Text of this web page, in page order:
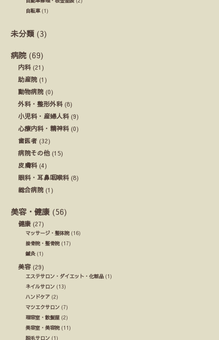
自転車(1)
未分類 (3)
病院 (69)
内科 (21)
助産院 (1)
動物病院 (0)
外科・整形外科 (8)
小児科・産婦人科 (9)
心療内科・精神科 (0)
歯医者 (32)
病院その他 (15)
皮膚科 (4)
眼科・耳鼻咽喉科 (8)
総合病院 (1)
美容・健康 (56)
健康 (27)
マッサージ・整体院(16)
接骨院・整骨院(17)
鍼灸(1)
美容 (29)
エステサロン・ダイエット・化粧品 (1)
ネイルサロン (13)
ハンドケア (2)
マツエクサロン (7)
理容室・散髪屋 (2)
美容室・美容院(11)
脱毛サロン (1)